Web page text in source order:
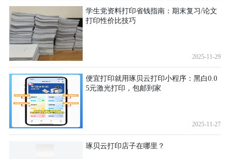
学生党资料打印省钱指南：期末复习/论文
打印性价比技巧
2025-11-29
便宜打印就用琢贝云打印小程序：黑白0.0
5元激光打印，包邮到家
2025-11-27
琢贝云打印店子在哪里？